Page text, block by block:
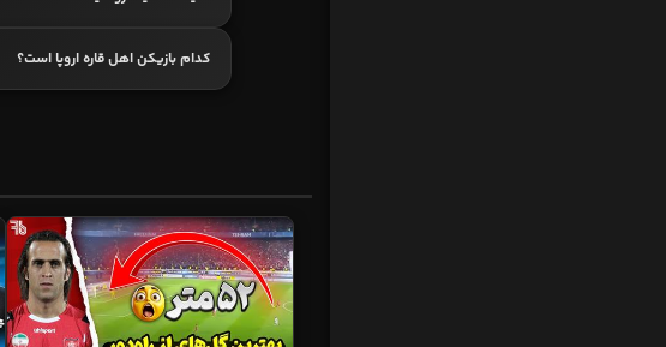
کدام بازیکن اهل قاره اروپا است؟